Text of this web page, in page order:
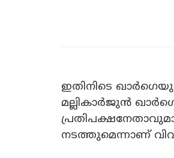
ഇതിനിടെ
മല്ലികാർജുൻ
നടത്തുമെന്നാണ്